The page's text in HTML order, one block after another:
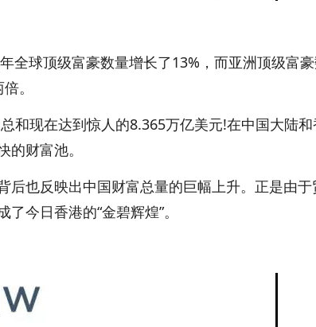
球顶级富豪数量增长了13%，而亚洲顶级富
。
现在达到惊人的8.365万亿美元!在中国大陆和
财富池。
也反映出中国财富总量的巨幅上升。正是由于
今日香港的“金碧辉煌”。